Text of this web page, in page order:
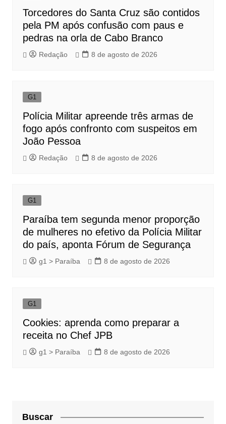
Torcedores do Santa Cruz são contidos
pela PM após confusão com paus e
pedras na orla de Cabo Branco
Redação 8 de agosto de 2026
G1
Polícia Militar apreende três armas de
fogo após confronto com suspeitos em
João Pessoa
Redação 8 de agosto de 2026
G1
Paraíba tem segunda menor proporção
de mulheres no efetivo da Polícia Militar
do país, aponta Fórum de Segurança
g1 > Paraíba 8 de agosto de 2026
G1
Cookies: aprenda como preparar a
receita no Chef JPB
g1 > Paraíba 8 de agosto de 2026
Buscar